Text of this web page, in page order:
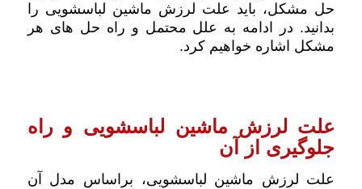
حل مشکل، باید علت لرزش ماشین لباسشویی را
بدانید. در ادامه به علل محتمل و راه حل های هر
مشکل اشاره خواهیم کرد.
علت لرزش ماشین لباسشویی و راه
جلوگیری از آن
علت لرزش ماشین لباسشویی، براساس مدل آن